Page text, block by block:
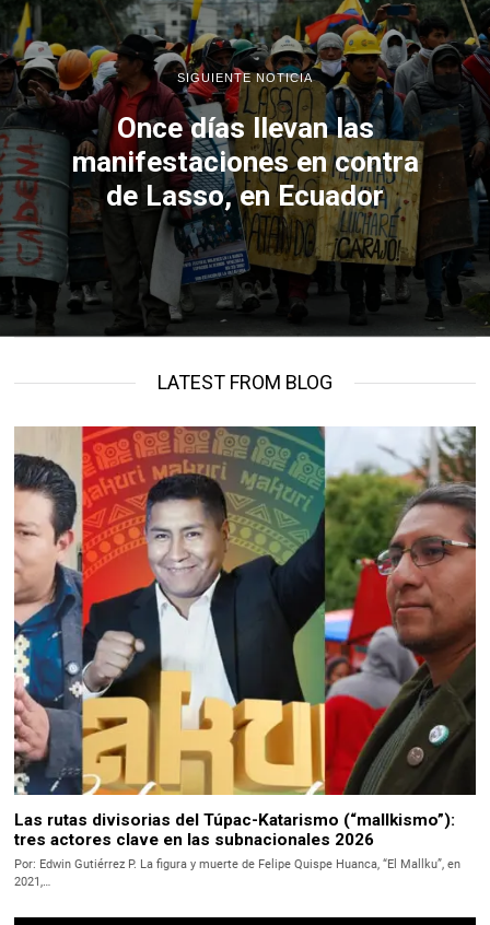
SIGUIENTE NOTICIA
Once días llevan las
manifestaciones en contra
de Lasso, en Ecuador
LATEST FROM BLOG
Las rutas divisorias del Túpac-Katarismo (“mallkismo”):
tres actores clave en las subnacionales 2026
Por: Edwin Gutiérrez P. La figura y muerte de Felipe Quispe Huanca, “El Mallku”, en
2021,…